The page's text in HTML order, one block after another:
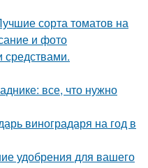
сорта томатов на
и фото
средствами.
все, что нужно
виноградаря на год в
удобрения для вашего